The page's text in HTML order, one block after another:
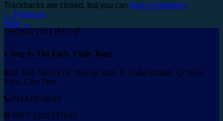
Trackbacks are closed, but you can post a comment.
← Previous
Next →
THÔNG TIN LIÊN HỆ
Công ty Du Lịch Vinh Tour
Số 9A4, hẻm 2T2, đường 30/4, P. Xuân Khánh, Q. Ninh
Kiều, Cần Thơ
0914.00.00.65
MST: 1801737622